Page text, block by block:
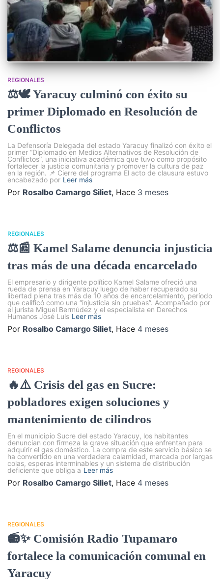
REGIONALES
⚖️🕊️ Yaracuy culminó con éxito su
primer Diplomado en Resolución de
Conflictos
La Defensoría Delegada del estado Yaracuy finalizó con éxito el
primer “Diplomado en Medios Alternativos de Resolución de
Conflictos”, una iniciativa académica que tuvo como propósito
fortalecer la justicia comunitaria y promover la cultura de paz
en la región. 📌 Cierre del programa El acto de clausura estuvo
encabezado por Leer más
Por Rosalbo Camargo Siliet, Hace 3 meses
REGIONALES
⚖️📰 Kamel Salame denuncia injusticia
tras más de una década encarcelado
El empresario y dirigente político Kamel Salame ofreció una
rueda de prensa en Yaracuy luego de haber recuperado su
libertad plena tras más de 10 años de encarcelamiento, período
que calificó como una “injusticia sin pruebas”. Acompañado por
el jurista Miguel Bermúdez y el especialista en Derechos
Humanos José Luis Leer más
Por Rosalbo Camargo Siliet, Hace 4 meses
REGIONALES
🔥⚠️ Crisis del gas en Sucre:
pobladores exigen soluciones y
mantenimiento de cilindros
En el municipio Sucre del estado Yaracuy, los habitantes
denuncian con firmeza la grave situación que enfrentan para
adquirir el gas doméstico. La compra de este servicio básico se
ha convertido en una verdadera calamidad, marcada por largas
colas, esperas interminables y un sistema de distribución
deficiente que obliga a Leer más
Por Rosalbo Camargo Siliet, Hace 4 meses
REGIONALES
📻✨ Comisión Radio Tupamaro
fortalece la comunicación comunal en
Yaracuy